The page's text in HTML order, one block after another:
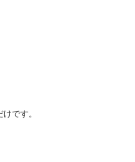
です。